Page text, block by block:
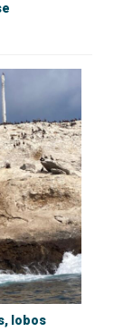
lobos